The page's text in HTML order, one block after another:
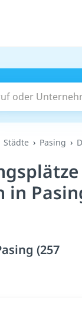
oder
Suchen
Städte Pasing
in
(257